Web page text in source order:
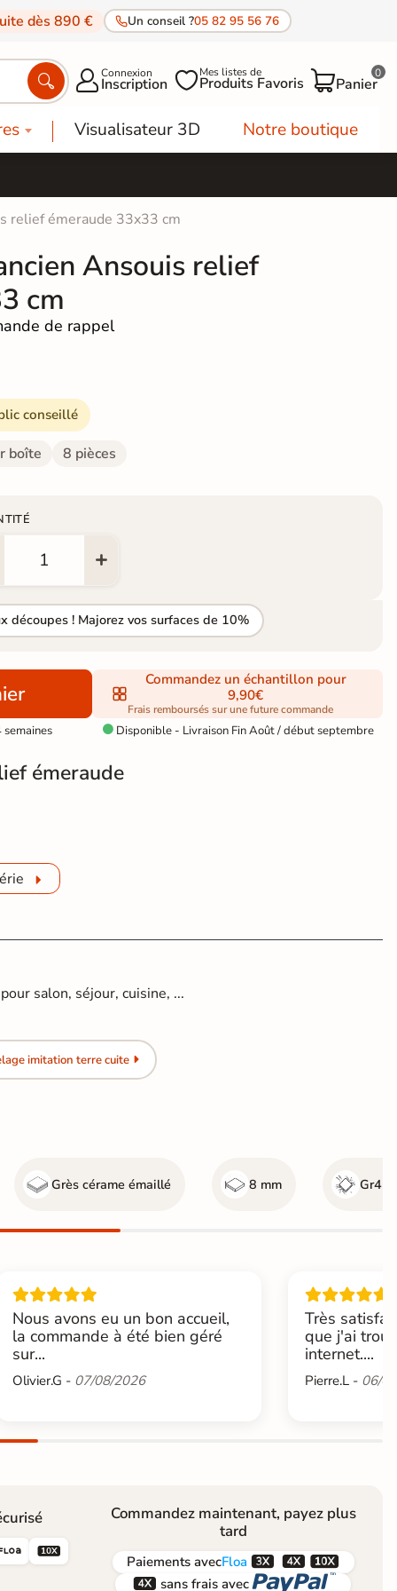
dès 890 € Un conseil ?05 82 95 56 76
 Connexion
Inscription Mes listes de
Produits Favoris Panier
0
Visualisateur 3D Notre boutique
relief émeraude 33x33 cm
Ansouis relief
cm
de rappel
conseillé
boîte 8 pièces
découpes ! Majorez vos surfaces de 10%
Commandez un échantillon pour
9,90€
Frais remboursés sur une future commande
Disponible - Livraison Fin Août / début septembre
émeraude
salon, séjour, cuisine, ...
imitation terre cuite
Grès cérame émaillé 8 mm Gr4 -
Nous avons eu un bon accueil,
la commande à été bien géré
sur...
Olivier.G - 07/08/2026
Très
que j'ai
internet....
Pierre.L - 06/

Commandez maintenant, payez plus
tard
PaiementsavecFloa  
 sans frais avec 